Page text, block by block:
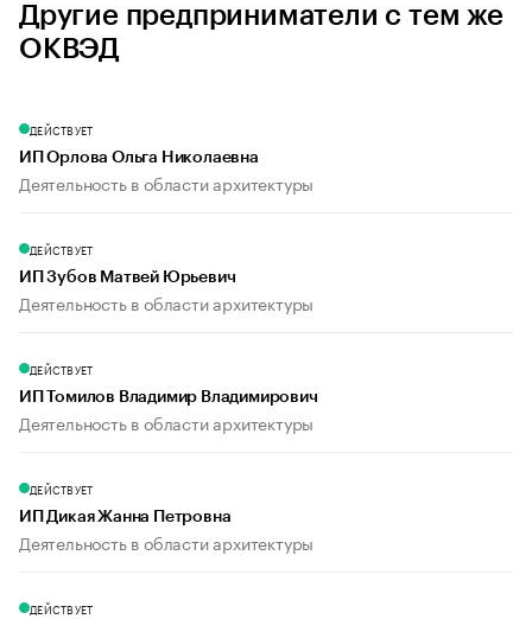
Другие предприниматели с тем же
ОКВЭД
ДЕЙСТВУЕТ
ИП Орлова Ольга Николаевна
Деятельность в области архитектуры
ДЕЙСТВУЕТ
ИП Зубов Матвей Юрьевич
Деятельность в области архитектуры
ДЕЙСТВУЕТ
ИП Томилов Владимир Владимирович
Деятельность в области архитектуры
ДЕЙСТВУЕТ
ИП Дикая Жанна Петровна
Деятельность в области архитектуры
ДЕЙСТВУЕТ